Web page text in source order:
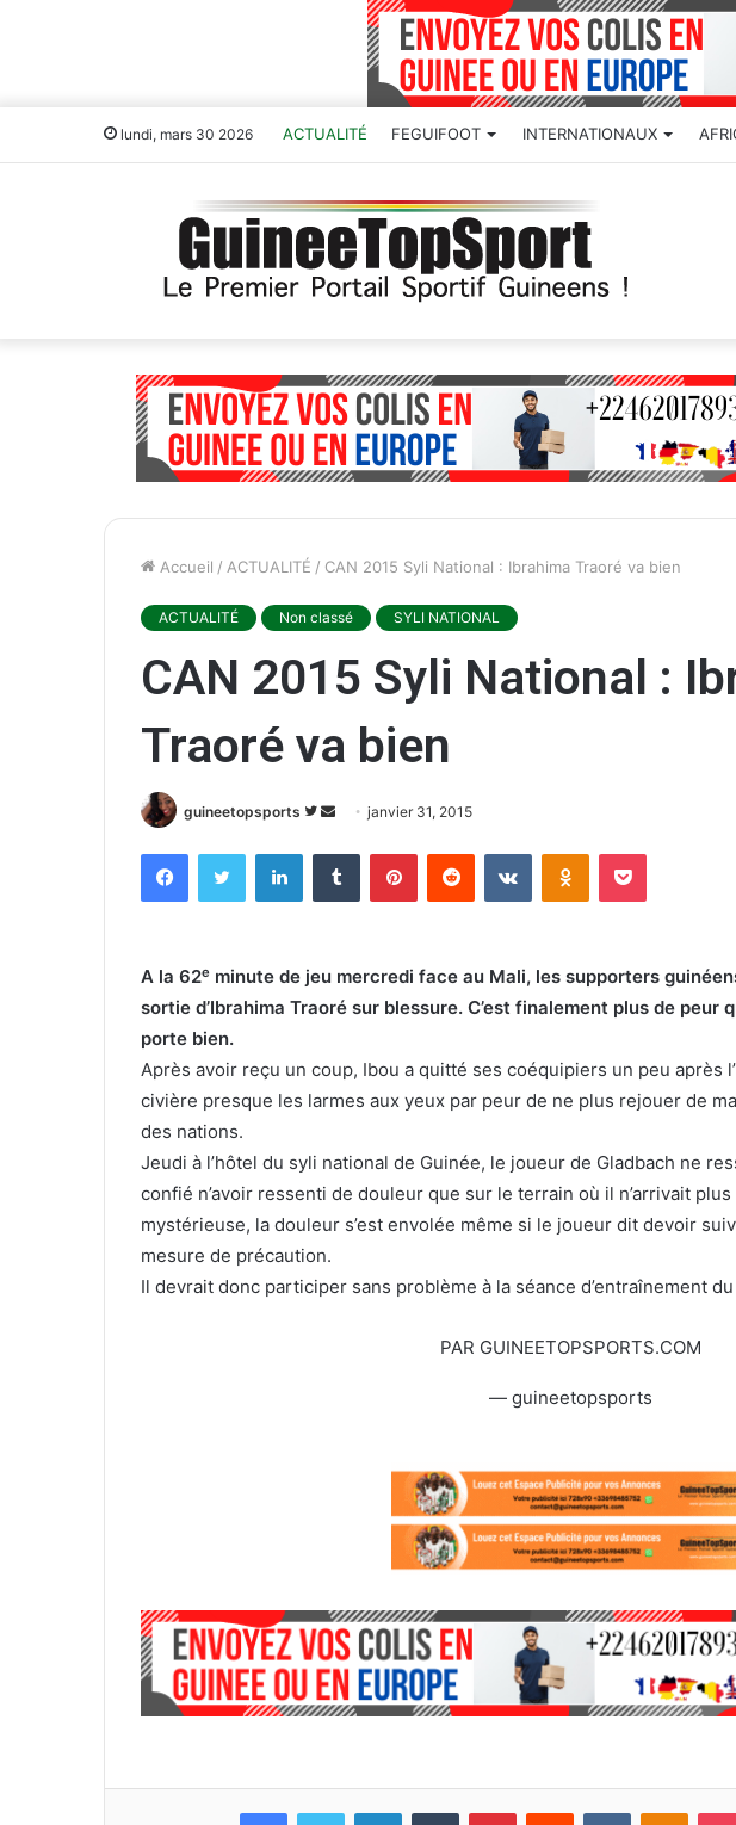
lundi, mars 30 2026 ACTUALITÉ FEGUIFOOT INTERNATIONAUX
Accueil / ACTUALITÉ / CAN 2015 Syli National : Ibrahima Traoré va bien
ACTUALITÉ Non classé SYLI NATIONAL
CAN 2015 Syli National :
Traoré va bien
guineetopsports
S
v
s
u
T
w
t
t
v
o
r
u
c
o
r
r
janvier 31, 2015
A la 62e minute de jeu mercredi face au Mali, les supporters
sortie d’Ibrahima Traoré sur blessure. C’est finalement plus de peur
porte bien.
Après avoir reçu un coup, Ibou a quitté ses coéquipiers un peu après
civière presque les larmes aux yeux par peur de ne plus rejouer de
des nations.
Jeudi à l’hôtel du syli national de Guinée, le joueur de Gladbach ne
confié n’avoir ressenti de douleur que sur le terrain où il n’arrivait
mystérieuse, la douleur s’est envolée même si le joueur dit devoir
mesure de précaution.
Il devrait donc participer sans problème à la séance d’entraînement
PAR GUINEETOPSPORTS.COM
— guineetopsports